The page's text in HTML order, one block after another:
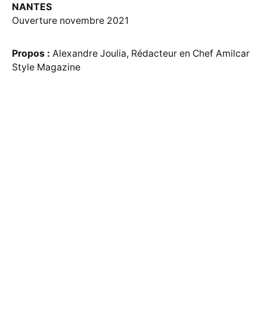
NANTES
Ouverture novembre 2021
Propos : Alexandre Joulia, Rédacteur en Chef Amilcar
Style Magazine